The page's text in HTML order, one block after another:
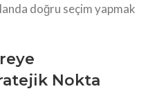
doğru seçim yapmak
Nokta